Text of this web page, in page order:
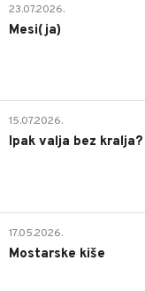
23.07.2026.
Mesi(ja)
15.07.2026.
Ipak valja bez kralja?
17.05.2026.
Mostarske kiše